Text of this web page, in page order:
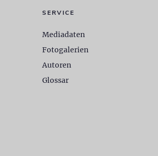
SERVICE
Mediadaten
Fotogalerien
Autoren
Glossar